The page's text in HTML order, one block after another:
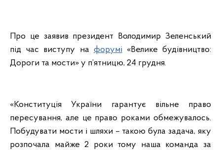
Про це заявив президент Володимир Зеленський
під час виступу на форумі «Велике будівництво:
Дороги та мости» у п’ятницю, 24 грудня.
«Конституція України гарантує вільне право
пересування, але це право роками обмежувалось.
Побудувати мости і шляхи – такою була задача, яку
розпочала майже 2 роки тому наша команда за